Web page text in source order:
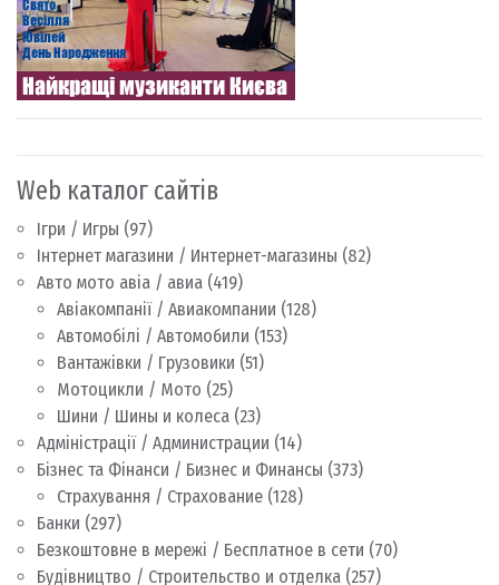
Web каталог сайтів
Ігри / Игры (97)
Інтернет магазини / Интернет-магазины (82)
Авто мото авіа / авиа (419)
Авіакомпанії / Авиакомпании (128)
Автомобілі / Автомобили (153)
Вантажівки / Грузовики (51)
Мотоцикли / Мото (25)
Шини / Шины и колеса (23)
Адміністрації / Администрации (14)
Бізнес та Фінанси / Бизнес и Финансы (373)
Страхування / Страхование (128)
Банки (297)
Безкоштовне в мережі / Бесплатное в сети (70)
Будівництво / Строительство и отделка (257)